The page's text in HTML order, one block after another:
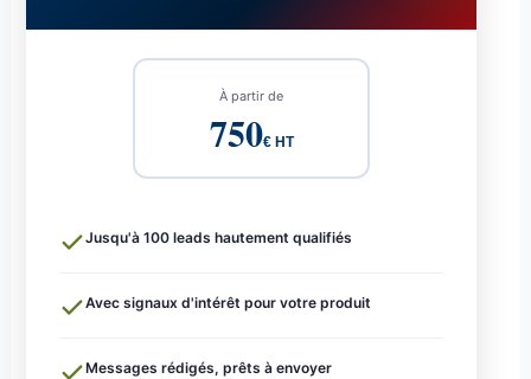
À partir de
750€ HT
Jusqu'à 100 leads hautement qualifiés
Avec signaux d'intérêt pour votre produit
Messages rédigés, prêts à envoyer